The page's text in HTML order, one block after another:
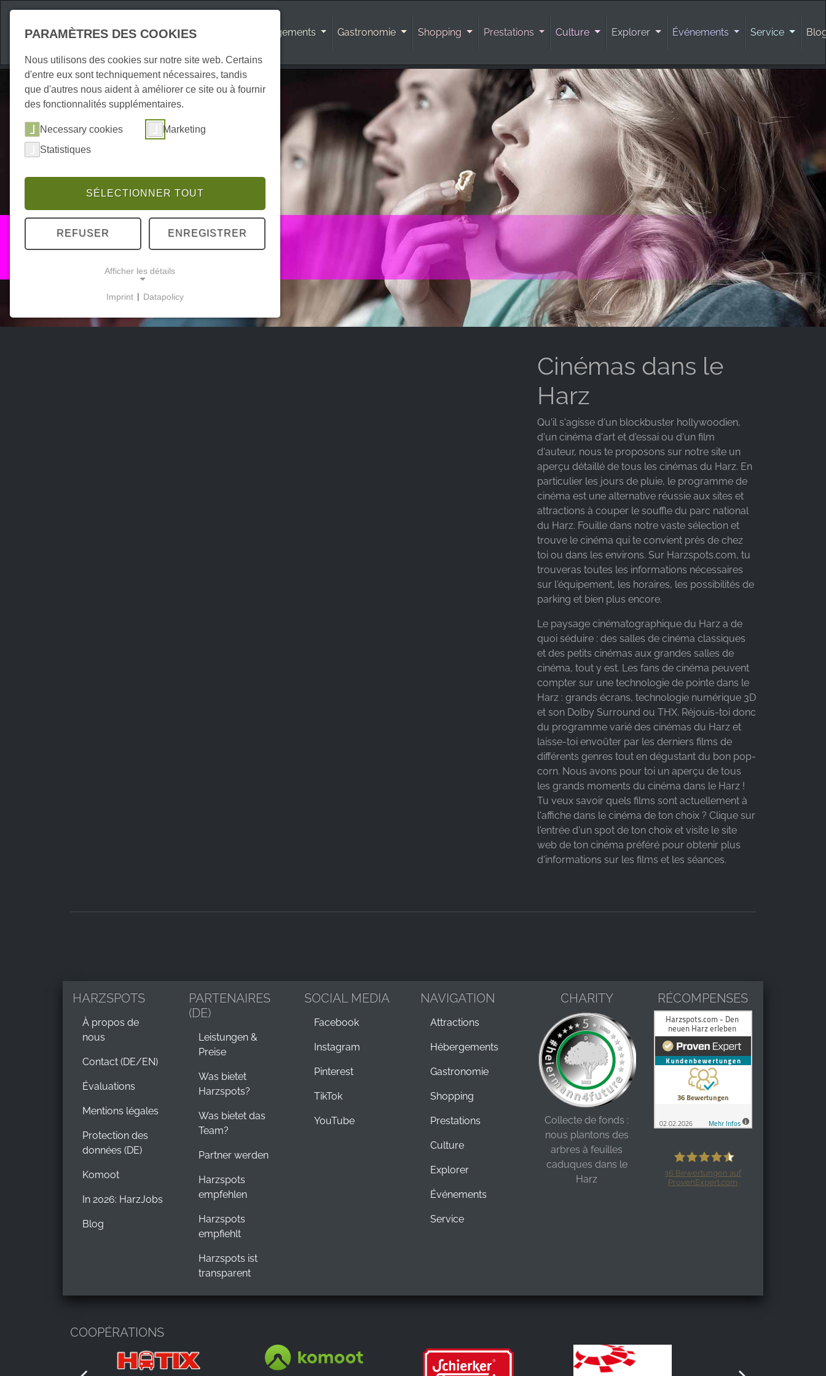
Attractions Hébergements Gastronomie Shopping Prestations Culture Explorer Événements Service
Culture
Cinémas dans le
Harz
Qu'il s'agisse d'un blockbuster hollywoodien,
d'un cinéma d'art et d'essai ou d'un film
d'auteur, nous te proposons sur notre site un
aperçu détaillé de tous les cinémas du Harz. En
particulier les jours de pluie, le programme de
cinéma est une alternative réussie aux sites et
attractions à couper le souffle du parc national
du Harz. Fouille dans notre vaste sélection et
trouve le cinéma qui te convient près de chez
toi ou dans les environs. Sur Harzspots.com, tu
trouveras toutes les informations nécessaires
sur l'équipement, les horaires, les possibilités de
parking et bien plus encore.
Le paysage cinématographique du Harz a de
quoi séduire : des salles de cinéma classiques
et des petits cinémas aux grandes salles de
cinéma, tout y est. Les fans de cinéma peuvent
compter sur une technologie de pointe dans le
Harz : grands écrans, technologie numérique 3D
et son Dolby Surround ou THX. Réjouis-toi donc
du programme varié des cinémas du Harz et
laisse-toi envoûter par les derniers films de
différents genres tout en dégustant du bon pop-
corn. Nous avons pour toi un aperçu de tous
les grands moments du cinéma dans le Harz !
Tu veux savoir quels films sont actuellement à
l'affiche dans le cinéma de ton choix ? Clique sur
l'entrée d'un spot de ton choix et visite le site
web de ton cinéma préféré pour obtenir plus
d'informations sur les films et les séances.
HARZSPOTS
À propos de
nous
Contact (DE/EN)
Évaluations
Mentions légales
Protection des
données (DE)
Komoot
In 2026: HarzJobs
Blog
PARTENAIRES
(DE)
Leistungen &
Preise
Was bietet
Harzspots?
Was bietet das
Team?
Partner werden
Harzspots
empfehlen
Harzspots
empfiehlt
Harzspots ist
transparent
SOCIAL MEDIA
Facebook
Instagram
Pinterest
TikTok
YouTube
NAVIGATION
Attractions
Hébergements
Gastronomie
Shopping
Prestations
Culture
Explorer
Événements
Service
CHARITY
Collecte de fonds :
nous plantons des
arbres à feuilles
caduques dans le
Harz
RÉCOMPENSES
36 Bewertungen auf
ProvenExpert.com
COOPÉRATIONS
PARAMÈTRES DES COOKIES
Nous utilisons des cookies sur notre site web. Certains
d'entre eux sont techniquement nécessaires, tandis
que d'autres nous aident à améliorer ce site ou à fournir
des fonctionnalités supplémentaires.
Necessary cookies
Marketing
Statistiques
SÉLECTIONNER TOUT
REFUSER ENREGISTRER
Afficher les détails
Ces cookies permettent des fonctions de base et
l'utilisation du site web
Imprint | Datapolicy